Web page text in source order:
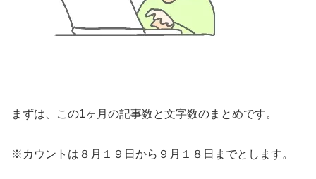
まずは、この1ヶ月の記事数と文字数のまとめです。
※カウントは８月１９日から９月１８日までとします。